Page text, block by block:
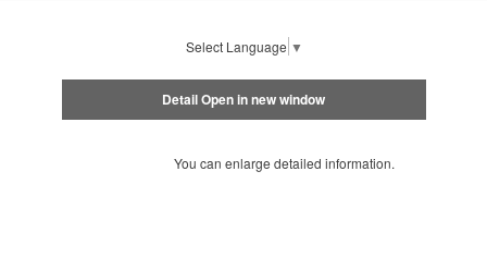
Select Language ▼
Detail Open in new window
You can enlarge detailed information.